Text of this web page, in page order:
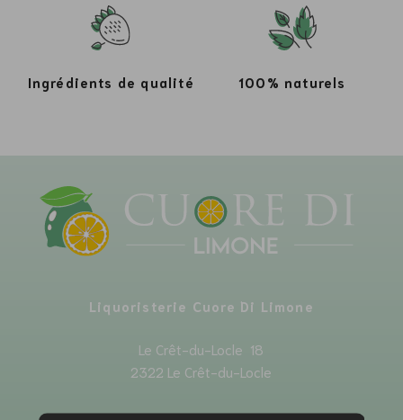
Ingrédients de qualité 100% naturels
Liquoristerie Cuore Di Limone
Le Crêt-du-Locle 18
2322 Le Crêt-du-Locle